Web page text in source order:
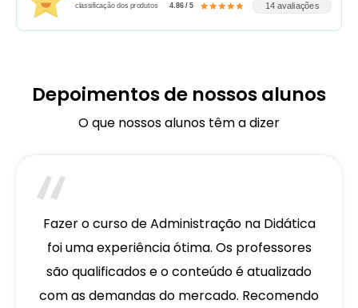
classificação dos produtos 4.86 / 5 14 avaliações
Depoimentos de nossos alunos
O que nossos alunos têm a dizer
Fazer o curso de Administração na Didática
foi uma experiência ótima. Os professores
são qualificados e o conteúdo é atualizado
com as demandas do mercado. Recomendo